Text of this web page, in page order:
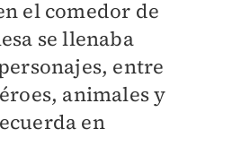
el comedor de
se llenaba
entre
animales y
en